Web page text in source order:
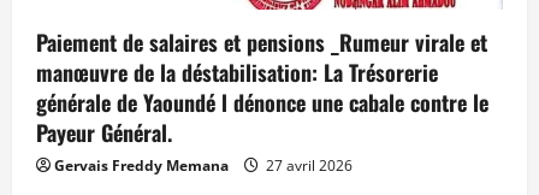
Paiement de salaires et pensions _Rumeur virale et
manœuvre de la déstabilisation: La Trésorerie
générale de Yaoundé l dénonce une cabale contre le
Payeur Général.
Gervais Freddy Memana 27 avril 2026